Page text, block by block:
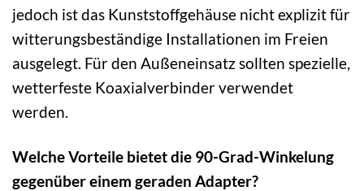
jedoch ist das Kunststoffgehäuse nicht explizit für
witterungsbeständige Installationen im Freien
ausgelegt. Für den Außeneinsatz sollten spezielle,
wetterfeste Koaxialverbinder verwendet
werden.
Welche Vorteile bietet die 90-Grad-Winkelung
gegenüber einem geraden Adapter?